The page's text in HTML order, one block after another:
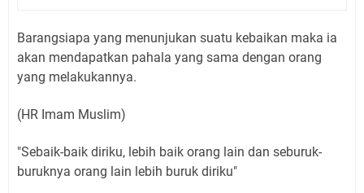
Barangsiapa yang menunjukan suatu kebaikan maka ia
akan mendapatkan pahala yang sama dengan orang
yang melakukannya.
(HR Imam Muslim)
"Sebaik-baik diriku, lebih baik orang lain dan seburuk-
buruknya orang lain lebih buruk diriku"